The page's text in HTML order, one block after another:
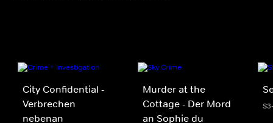
City Confidential -
Verbrechen
nebenan
Murder at the
Cottage - Der Mord
an Sophie du